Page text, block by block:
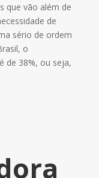
que vão além de
de
sério de ordem
o
de 38%, ou seja,